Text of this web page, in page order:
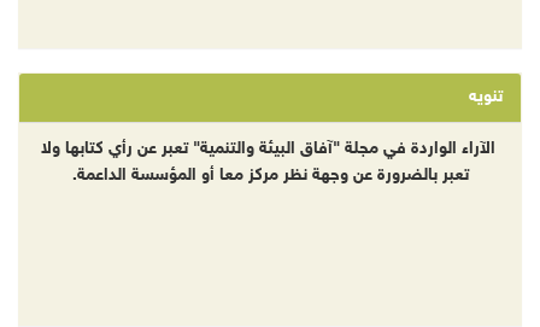
تنويه
الآراء الواردة في مجلة "آفاق البيئة والتنمية" تعبر عن رأي كتابها ولا
تعبر بالضرورة عن وجهة نظر مركز معا أو المؤسسة الداعمة.